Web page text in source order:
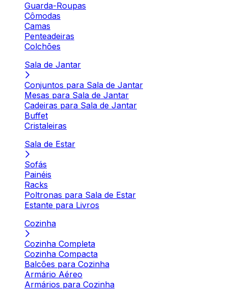
Guarda-Roupas
Cômodas
Camas
Penteadeiras
Colchões
Sala de Jantar
Conjuntos para Sala de Jantar
Mesas para Sala de Jantar
Cadeiras para Sala de Jantar
Buffet
Cristaleiras
Sala de Estar
Sofás
Painéis
Racks
Poltronas para Sala de Estar
Estante para Livros
Cozinha
Cozinha Completa
Cozinha Compacta
Balcões para Cozinha
Armário Aéreo
Armários para Cozinha